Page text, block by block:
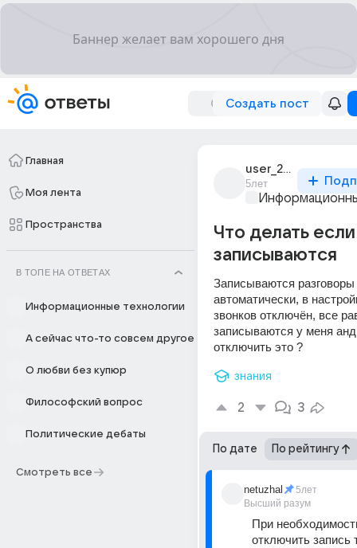
Создать пост
Главная
Моя лента
Пространства
В ТОПЕ НА ОТВЕТАХ
Информационные технологии
А сейчас что-то совсем другое
О любви без купюр
Философский вопрос
Политические дебаты
Смотреть все
user_285618406
5лет
Что делать
записываются
Записываются разговоры
автоматически, в
звонков отключён, все
записываются у меня
отключить это ?
знания
2 3
По дате По рейтингу
netuzhal
Высший разум
5лет
При
отключить запись